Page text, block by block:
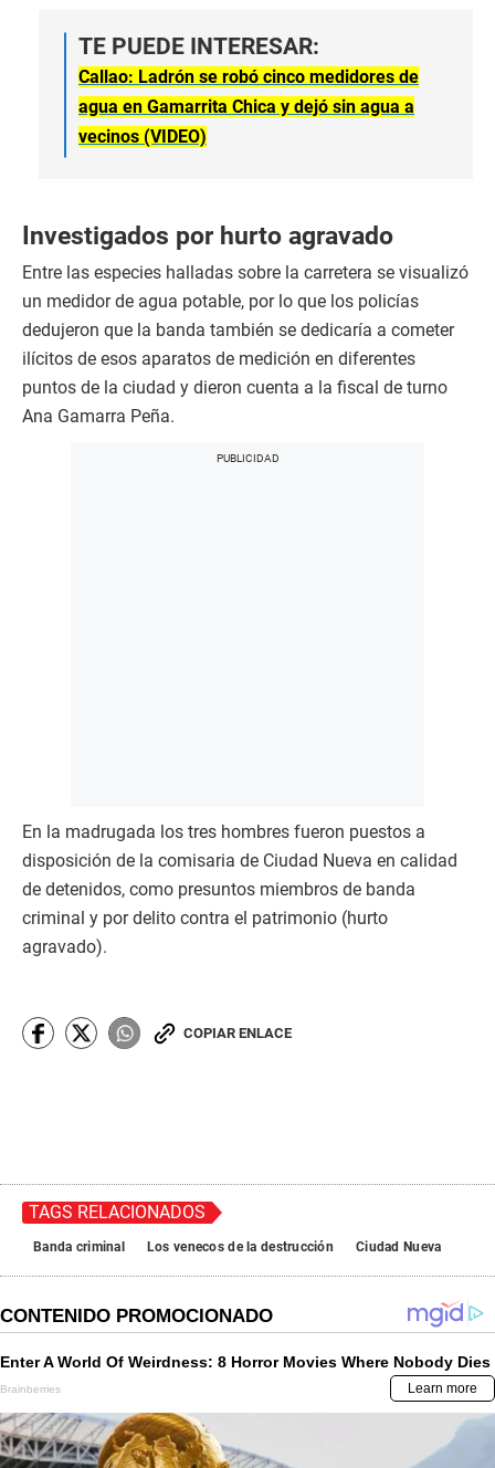
TE PUEDE INTERESAR:
Callao: Ladrón se robó cinco medidores de
agua en Gamarrita Chica y dejó sin agua a
vecinos (VIDEO)
Investigados por hurto agravado
Entre las especies halladas sobre la carretera se visualizó
un medidor de agua potable, por lo que los policías
dedujeron que la banda también se dedicaría a cometer
ilícitos de esos aparatos de medición en diferentes
puntos de la ciudad y dieron cuenta a la fiscal de turno
Ana Gamarra Peña.
En la madrugada los tres hombres fueron puestos a
disposición de la comisaria de Ciudad Nueva en calidad
de detenidos, como presuntos miembros de banda
criminal y por delito contra el patrimonio (hurto
agravado).
COPIAR ENLACE
TAGS RELACIONADOS
Banda criminal Los venecos de la destrucción Ciudad Nueva